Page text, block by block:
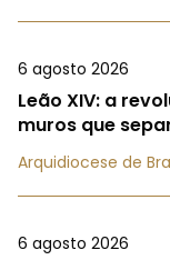
6 agosto 2026
Leão XIV: a
muros que
Arquidiocese de
6 agosto 2026